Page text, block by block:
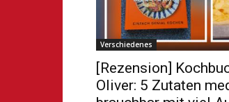
Verschiedenes
[Rezension]
Oliver: 5 Zutaten